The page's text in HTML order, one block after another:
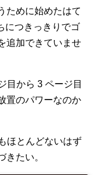
ために始めたはて
につきっきりでゴ
追加できていませ
目から 3 ページ目
置のパワーなのか
ほとんどないはず
きたい。